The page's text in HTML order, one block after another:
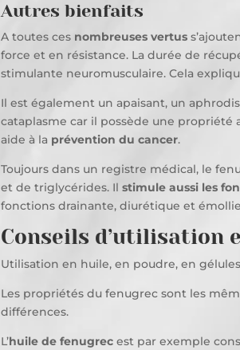
Autres bienfaits
A toutes ces nombreuses vertus
force et en résistance. La durée de
stimulante neuromusculaire. Cela
Il est également un apaisant, un
cataplasme car il possède une
aide à la prévention du cancer.
Toujours dans un registre médical, le
et de triglycérides. Ilstimule aussi les
fonctions drainante, diurétique et
Conseils d’utilisation
Utilisation en huile, en poudre, en
Les propriétés du fenugrec sont les
différences.
L’huile de fenugrec est par exemple